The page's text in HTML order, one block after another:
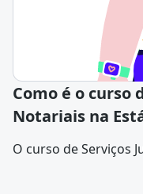
Como é o curso
Notariais na
O curso de Serviços